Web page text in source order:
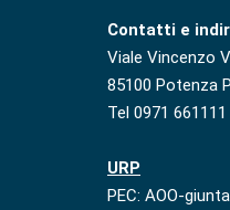
Contatti e
Viale Vincenzo
85100 Potenza
Tel 0971 661111
URP
PEC: AOO-